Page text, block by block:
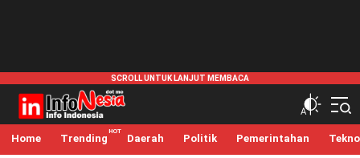
infonesia.me
Info Indonesia
Home Trending Daerah Politik Pemerintahan Tekno